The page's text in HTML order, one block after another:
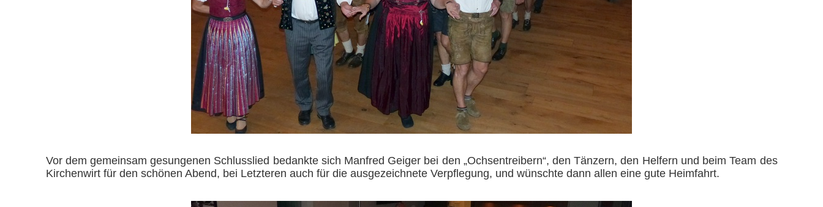
Vor dem gemeinsam gesungenen Schlusslied bedankte sich Manfred Geiger bei den „Ochsentreibern“, den Tänzern, den Helfern und beim Team des
Kirchenwirt für den schönen Abend, bei Letzteren auch für die ausgezeichnete Verpflegung, und wünschte dann allen eine gute Heimfahrt.